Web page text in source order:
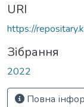
URI
https://
Зібрання
2022
Повна